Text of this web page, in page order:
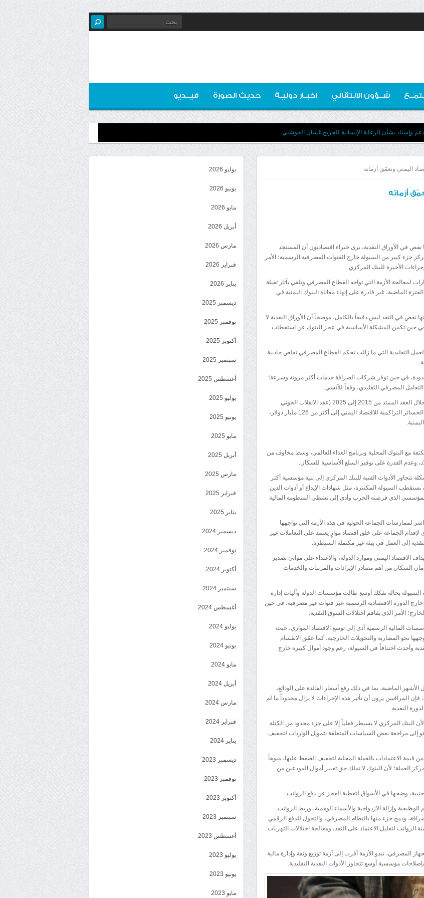
شــؤون الانتقالي اخبـار دوليـة حديث الصورة فيــديو
وإسناد بشأن الرعاية الإنسانية للجريح غسان الحوشبي
اليمني وتعمّق أزماته
أزماته
نقص في الأوراق النقدية، يرى خبراء اقتصاديون أن المستجد
جزء كبير من السيولة خارج القنوات المصرفية الرسمية؛ الأمر
الأخيرة للبنك المركزي.
الأزمة التي تواجه القطاع المصرفي وتلقي بآثار ثقيلة
الماضية، غير قادرة على إنهاء معاناة البنوك اليمنية في
نقص في النقد ليس دقيقاً بالكامل، موضحاً أن الأوراق النقدية لا
في حين تكمن المشكلة الأساسية في عجز البنوك عن استقطاب
التقليدية التي ما زالت تحكم القطاع المصرفي تقلص جاذبية
في حين توفر شركات الصرافة خدمات أكثر مرونة وسرعة؛
المصرفي التقليدي، وفقاً للآنسي.
وشهد الناتج المحلي الإجمالي في اليمن انكماشاً حاداً ومستمراً خلال العقد الممتد من 2015 إلى 2025 (عقد الانقلاب الحوثي
والحرب)، بانكماش وصل إلى نحو 43 في المائة، ووصل إجمالي الخسائر التراكمية للاقتصاد اليمني إلى أكثر من 126 مليار دولار،
مع البنوك المحلية وبرنامج الغذاء العالمي، وسط مخاوف من
وعدم القدرة على توفير السلع الأساسية للسكان.
تتجاوز الأدوات الفنية للبنك المركزي إلى بنية مؤسسية أكثر
تستقطب السيولة المكتنزة، مثل شهادات الإيداع أو أدوات الدين
والمؤسسي الذي فرضته الحرب وأدى إلى تشظي المنظومة المالية
لممارسات الجماعة الحوثية في هذه الأزمة التي تواجهها
الجماعة على خلق اقتصاد موازٍ يعتمد على التعاملات غير
إلى العمل في بيئة غير مكتملة السيطرة.
الاقتصاد اليمني وموارد الدولة، والاعتداء على موانئ تصدير
السكان من أهم مصادر الإيرادات والمرتبات والخدمات
السيولة بحالة تفكك أوسع طالت مؤسسات الدولة وآليات إدارة
خارج الدورة الاقتصادية الرسمية عبر قنوات غير مصرفية، في حين
الأمر الذي يفاقم اختلالات السوق النقدية.
المالية الرسمية أدى إلى توسع الاقتصاد الموازي، حيث
نحو المضاربة والتحويلات الخارجية، كما عمّق الانقسام
وأحدث اختناقاً في السيولة، رغم وجود أموال كبيرة خارج
الماضية، بما في ذلك رفع أسعار الفائدة على الودائع،
المراقبين يرون أن تأثير هذه الإجراءات لا يزال محدوداً ما لم
النقدية.
البنك المركزي لا يسيطر فعلياً إلا على جزء محدود من الكتلة
إلى مراجعة بعض السياسات المتعلقة بتمويل الواردات لتخفيف
الملزم للمستوردين بتوريد 100 في المائة من قيمة الاعتمادات بالعملة المحلية لتخفيف الضغط عليها، منوهاً
العملة؛ لأن البنوك لا تملك حق تغيير أموال المودعين من
وضخها في الأسواق لتغطية العجز عن دفع الرواتب.
وإزالة الازدواجية والأسماء الوهمية، وربط الرواتب
ودمج جزء منها بالنظام المصرفي، والتحول للدفع الرقمي
لتقليل الاعتماد على النقد، ومعالجة اختلالات التهربات
المصرفي، تبدو الأزمة أقرب إلى أزمة توزيع وثقة وإدارة مالية
مؤسسية أوسع تتجاوز الأدوات النقدية التقليدية.
يوليو 2026
يونيو 2026
مايو 2026
أبريل 2026
مارس 2026
فبراير 2026
يناير 2026
ديسمبر 2025
نوفمبر 2025
أكتوبر 2025
سبتمبر 2025
أغسطس 2025
يوليو 2025
يونيو 2025
مايو 2025
أبريل 2025
مارس 2025
فبراير 2025
يناير 2025
ديسمبر 2024
نوفمبر 2024
أكتوبر 2024
سبتمبر 2024
أغسطس 2024
يوليو 2024
يونيو 2024
مايو 2024
أبريل 2024
مارس 2024
فبراير 2024
يناير 2024
ديسمبر 2023
نوفمبر 2023
أكتوبر 2023
سبتمبر 2023
أغسطس 2023
يوليو 2023
يونيو 2023
مايو 2023